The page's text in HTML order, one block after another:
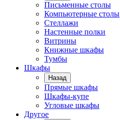
Письменные столы
Компьютерные столы
Стеллажи
Настенные полки
Витрины
Книжные шкафы
Тумбы
Шкафы
Назад
Прямые шкафы
Шкафы-купе
Угловые шкафы
Другое